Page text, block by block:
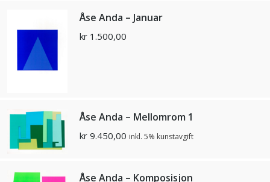
Åse Anda – Januar
kr 1.500,00
Åse Anda – Mellomrom 1
kr 9.450,00 inkl. 5% kunstavgift
Åse Anda – Komposisjon